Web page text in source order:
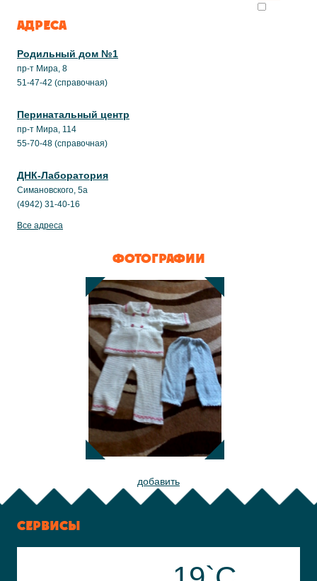
АДРЕСА
Родильный дом №1
пр-т Мира, 8
51-47-42 (справочная)
Перинатальный центр
пр-т Мира, 114
55-70-48 (справочная)
ДНК-Лаборатория
Симановского, 5а
(4942) 31-40-16
Все адреса
ФОТОГРАФИИ
добавить
СЕРВИСЫ